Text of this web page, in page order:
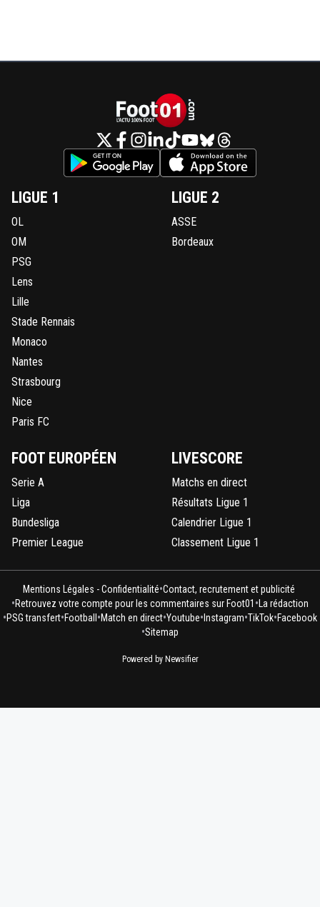
LIGUE 1
OL
OM
PSG
Lens
Lille
Stade Rennais
Monaco
Nantes
Strasbourg
Nice
Paris FC
LIGUE 2
ASSE
Bordeaux
FOOT EUROPÉEN
Serie A
Liga
Bundesliga
Premier League
LIVESCORE
Matchs en direct
Résultats Ligue 1
Calendrier Ligue 1
Classement Ligue 1
Mentions Légales - Confidentialité•Contact, recrutement et publicité
•Retrouvez votre compte pour les commentaires sur Foot01 • La rédaction
•PSG transfert•Football •Match en direct•Youtube• Instagram•TikTok•Facebook
•Sitemap
Powered by Newsifier